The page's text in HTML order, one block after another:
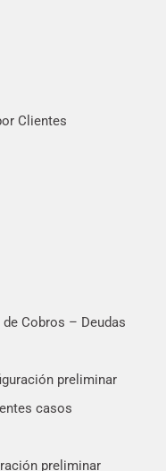
Clientes
Cobros – Deudas
preliminar
casos
preliminar